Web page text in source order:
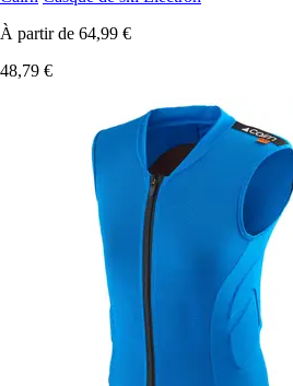
À partir de 64,99 €
48,79 €